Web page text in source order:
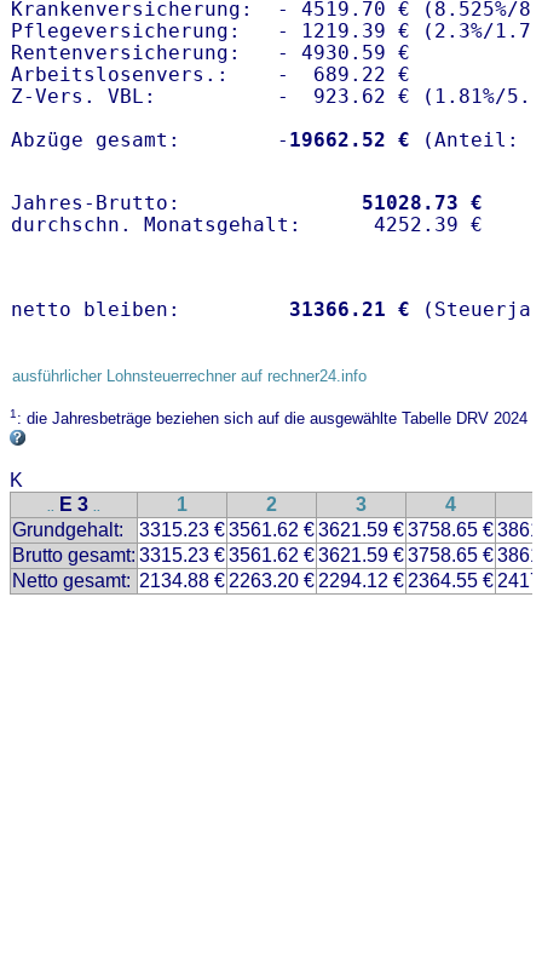
Krankenversicherung:  - 4519.70 € (8.525%/
Pflegeversicherung:   - 1219.39 € (2.3%/
Rentenversicherung:   - 4930.59 €
Arbeitslosenvers.:    -  689.22 €
Z-Vers. VBL:          -  923.62 € ( 1.81%/
Abzüge gesamt:        - 19662.52 €
Jahres-Brutto: 51028.73 €
netto bleiben: 31366.21 €
ausführlicher Lohnsteuerrechner auf rechner24.info
1: die Jahresbeträge beziehen sich auf die ausgewählte Tabelle DRV 2024
K
.. E 3 .. 1 2 3 4
Grundgehalt:
3315.23 €3561.62 €3621.59 €3758.65 €
Brutto gesamt: 3315.23 €3561.62 €3621.59 €3758.65 €
Netto gesamt: 2134.88 € 2263.20 € 2294.12 € 2364.55 €